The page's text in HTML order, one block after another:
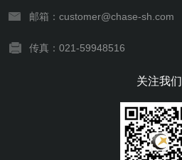
邮箱：customer@chase-sh.com
传真：021-59948516
关注我们